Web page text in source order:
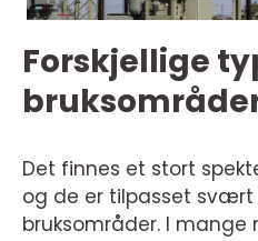
Forskjellige
Det finnes et stort
og de er tilpasset svært
bruksområder. I